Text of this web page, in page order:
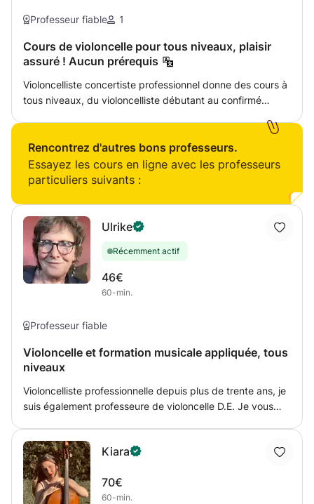
Professeur fiable 1
Cours de violoncelle pour tous niveaux, plaisir
assuré ! Aucun prérequis
Violoncelliste concertiste professionnel donne des cours à
tous niveaux, du violoncelliste débutant au confirmé
d'orchestre, ou tout simplement améliorer son niveau de
violoncelle. Carrière internationale de soliste et
chambriste, nombreuses années d'expérience dans
l'enseignement et le coaching, professeur très ouvert
élève
Rencontrez d'autres bons professeurs.
Essayez les cours en ligne avec les professeurs
particuliers suivants :
Ulrike
Récemment actif
46€
60-min.
Professeur fiable
Violoncelle et formation musicale appliquée, tous
niveaux
Violoncelliste professionnelle depuis plus de trente ans, je
suis également professeure de violoncelle D.E. Je vous
de solfège et de déchiffrage dont vous avez besoin pour
progresser. J'aime également vous aider à acquérir une
méthode de travail efficace et autonome, ou simplement
vous soutenir dans vos apprentissages à l'instrument ou
Kiara
70€
60-min.